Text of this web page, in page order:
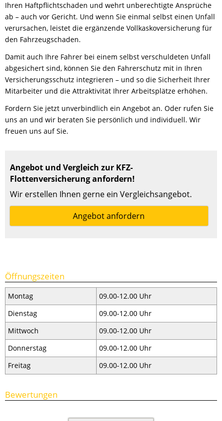
Ihren Haftpflichtschaden und wehrt unberechtigte Ansprüche
ab – auch vor Gericht. Und wenn Sie einmal selbst einen Unfall
verursachen, leistet die ergänzende Vollkaskoversicherung für
den Fahrzeugschaden.
Damit auch Ihre Fahrer bei einem selbst verschuldeten Unfall
abgesichert sind, können Sie den Fahrerschutz mit in Ihren
Versicherungsschutz integrieren – und so die Sicherheit Ihrer
Mitarbeiter und die Attraktivität Ihrer Arbeitsplätze erhöhen.
Fordern Sie jetzt unverbindlich ein Angebot an. Oder rufen Sie
uns an und wir beraten Sie persönlich und individuell. Wir
freuen uns auf Sie.
Angebot und Vergleich zur KFZ-
Flottenversicherung anfordern!
Wir erstellen Ihnen gerne ein Vergleichsangebot.
Angebot anfordern
Öffnungszeiten
Montag
09.00-12.00 Uhr
Dienstag
09.00-12.00 Uhr
Mittwoch
09.00-12.00 Uhr
Donnerstag
09.00-12.00 Uhr
Freitag
09.00-12.00 Uhr
Bewertungen